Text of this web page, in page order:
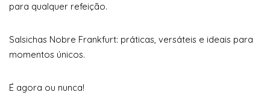
para qualquer refeição.
Salsichas Nobre Frankfurt: práticas, versáteis e ideais para
momentos únicos.
É agora ou nunca!